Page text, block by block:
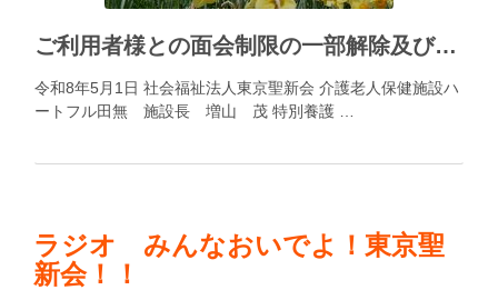
ご利用者様との面会制限の一部解除及び面会にあたってのお願い
令和8年5月1日 社会福祉法人東京聖新会 介護老人保健施設ハ
ートフル田無 施設長 増山 茂 特別養護 …
ラジオ みんなおいでよ！東京聖
新会！！